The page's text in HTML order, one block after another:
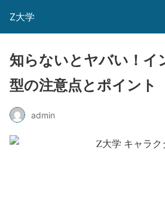
Z大学
知らないとヤバい！イ
型の注意点とポイント
admin